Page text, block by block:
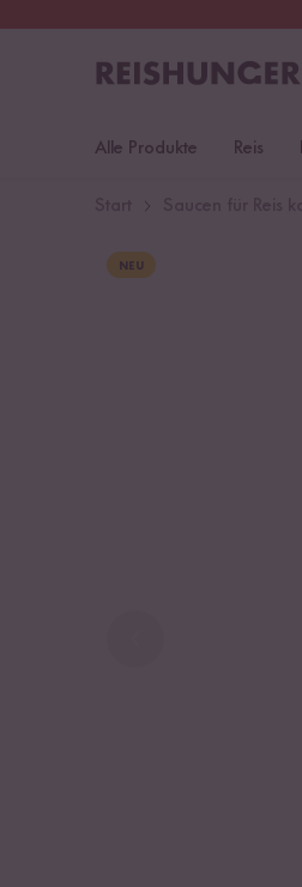
Alle Produkte Reis
NEU